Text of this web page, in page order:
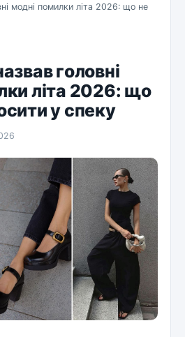
модні помилки літа 2026: що не
головні
літа 2026: що
у спеку